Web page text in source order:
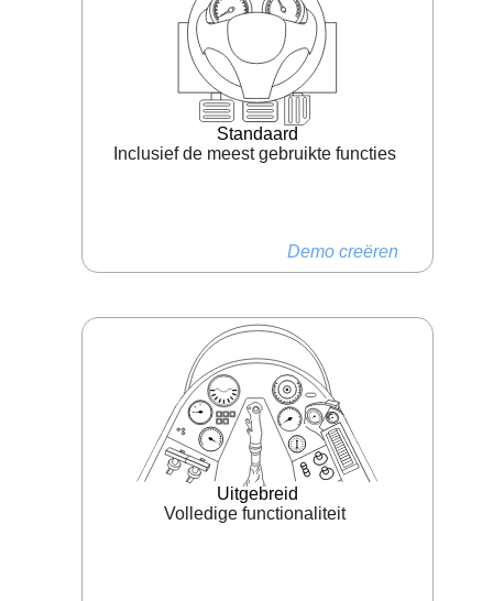
Standaard
Inclusief de meest gebruikte functies
Demo creëren
Uitgebreid
Volledige functionaliteit